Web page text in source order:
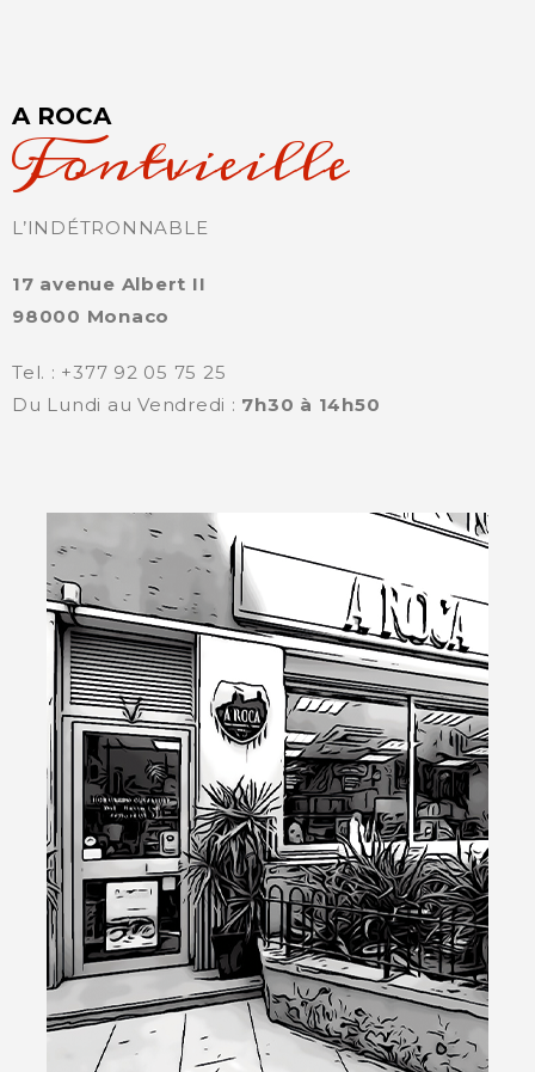
A ROCA
Fontvieille
L’INDÉTRONNABLE
17 avenue Albert II
98000 Monaco
Tel. : +377 92 05 75 25
Du Lundi au Vendredi : 7h30 à 14h50